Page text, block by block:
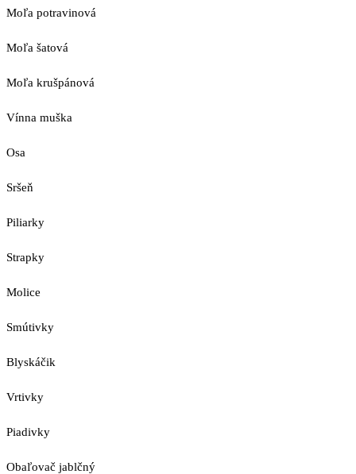
Moľa potravinová
Moľa šatová
Moľa krušpánová
Vínna muška
Osa
Sršeň
Piliarky
Strapky
Molice
Smútivky
Blyskáčik
Vrtivky
Piadivky
Obaľovač jablčný